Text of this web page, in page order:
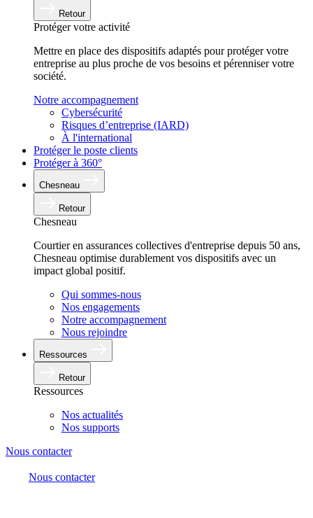
Retour
Protéger votre activité
Mettre en place des dispositifs adaptés pour protéger votre
entreprise au plus proche de vos besoins et pérenniser votre
société.
Notre accompagnement
Cybersécurité
Risques d’entreprise (IARD)
À l'international
Protégerle poste clients
Protégerà 360°
Chesneau
Retour
Chesneau
Courtier en assurances collectives d'entreprise depuis 50 ans,
Chesneau optimise durablement vos dispositifs avec un
impact global positif.
Qui sommes-nous
Nos engagements
Notre accompagnement
Nous rejoindre
Ressources
Retour
Ressources
Nos actualités
Nos supports
Nous contacter
Nous contacter